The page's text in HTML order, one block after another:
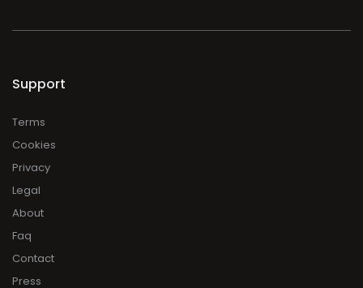
Support
Terms
Cookies
Privacy
Legal
About
Faq
Contact
Press